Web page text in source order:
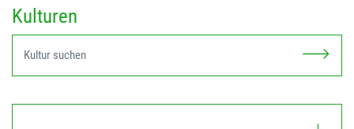
Kulturen